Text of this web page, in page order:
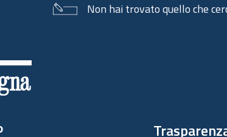
Non hai trovato quello che